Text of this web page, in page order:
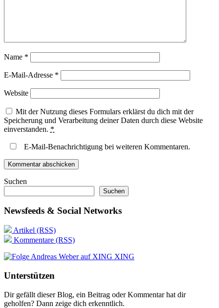
Name *
E-Mail-Adresse *
Website
Mit der Nutzung dieses Formulars erklärst du dich mit der
Speicherung und Verarbeitung deiner Daten durch diese Website
einverstanden. *
E-Mail-Benachrichtigung bei weiteren Kommentaren.
Suchen
Suchen
Newsfeeds & Social Networks
Artikel (RSS)
Kommentare (RSS)
XING
Unterstützen
Dir gefällt dieser Blog, ein Beitrag oder Kommentar hat dir
geholfen? Dann zeige dich erkenntlich.